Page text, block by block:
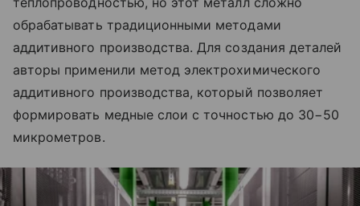
обрабатывать традиционными методами
аддитивного производства. Для создания деталей
авторы применили метод электрохимического
аддитивного производства, который позволяет
формировать медные слои с точностью до 30−50
микрометров.